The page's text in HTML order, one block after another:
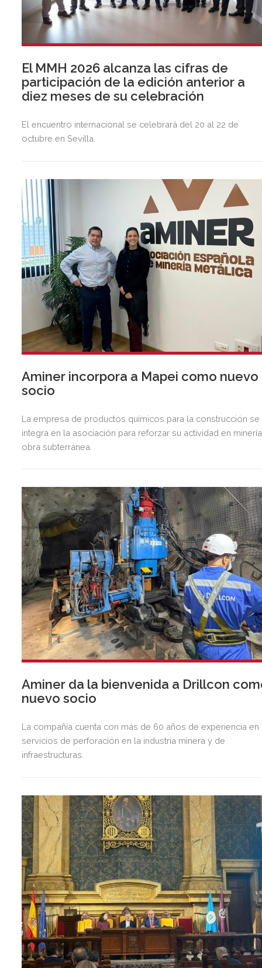
El MMH 2026 alcanza las cifras de
participación de la edición anterior a
diez meses de su celebración
El encuentro internacional se celebrará del 20 al 22 de
octubre en Sevilla.
Aminer incorpora a Mapei como nuevo
socio
La empresa de productos químicos para la construcción se
integra en la asociación para reforzar su actividad en
obra subterránea.
Aminer da la bienvenida a Drillcon
nuevo socio
La compañía cuenta con más de 60 años de experiencia en
servicios de perforación en la industria minera y de
infraestructuras.